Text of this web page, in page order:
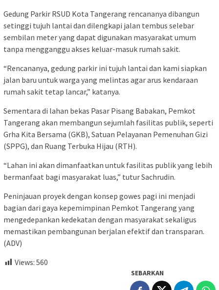
Gedung Parkir RSUD Kota Tangerang rencananya dibangun
setinggi tujuh lantai dan dilengkapi jalan tembus selebar
sembilan meter yang dapat digunakan masyarakat umum
tanpa mengganggu akses keluar-masuk rumah sakit.
“Rencananya, gedung parkir ini tujuh lantai dan kami siapkan
jalan baru untuk warga yang melintas agar arus kendaraan
rumah sakit tetap lancar,” katanya.
Sementara di lahan bekas Pasar Pisang Babakan, Pemkot
Tangerang akan membangun sejumlah fasilitas publik, seperti
Grha Kita Bersama (GKB), Satuan Pelayanan Pemenuhan Gizi
(SPPG), dan Ruang Terbuka Hijau (RTH).
“Lahan ini akan dimanfaatkan untuk fasilitas publik yang lebih
bermanfaat bagi masyarakat luas,” tutur Sachrudin.
Peninjauan proyek dengan konsep gowes pagi ini menjadi
bagian dari gaya kepemimpinan Pemkot Tangerang yang
mengedepankan kedekatan dengan masyarakat sekaligus
memastikan pembangunan berjalan efektif dan transparan.
(ADV)
Views: 560
SEBARKAN